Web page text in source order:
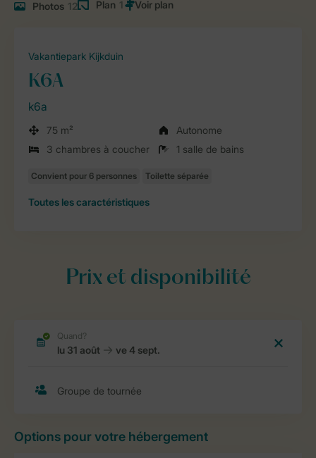
Photos 12 Plan 1
Vakantiepark Kijkduin
K6A
k6a
75 m²
Autonome
3 chambres à coucher
1 salle de bains
Toutes les caractéristiques
Prix et disponibilité
Options pour votre hébergement